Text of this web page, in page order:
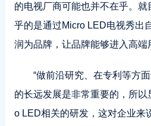
的电视厂商可能也并不在乎。
乎的是通过Micro LED电视秀出
润为品牌，让品牌能够进入高端
“做前沿研究、在专利等方
的长远发展是非常重要的，所
o LED相关的研发，这对企业来